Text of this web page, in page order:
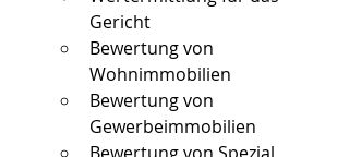
Gericht
Bewertung von
Wohnimmobilien
Bewertung von
Gewerbeimmobilien